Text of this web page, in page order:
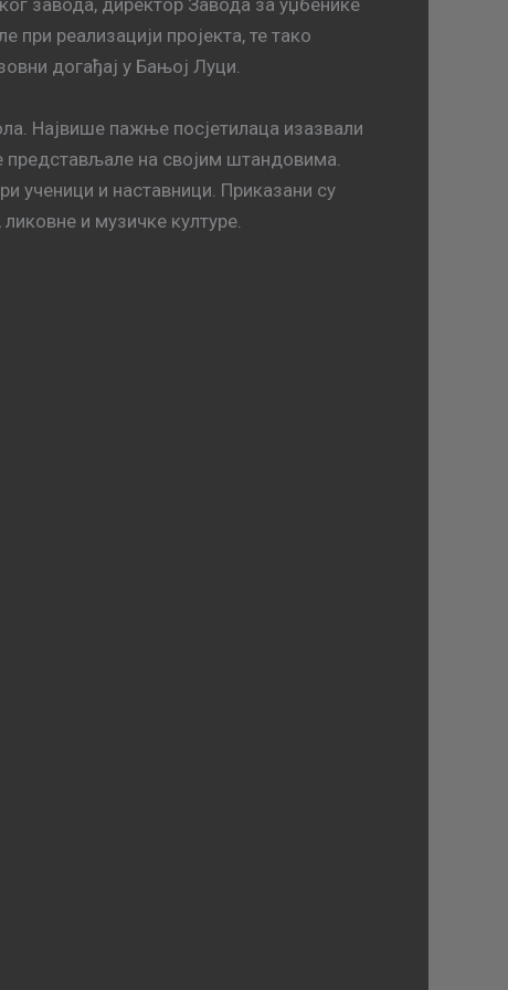
завода, директор Завода за уџбенике
при реализацији пројекта, те тако
догађај у Бањој Луци.
Највише пажње посјетилаца изазвали
представљале на својим штандовима.
ученици и наставници. Приказани су
и музичке културе.